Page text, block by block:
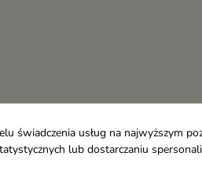
świadczenia usług na najwyższym
lub dostarczaniu